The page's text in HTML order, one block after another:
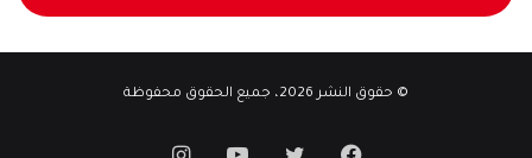
© حقوق النشر 2026، جميع الحقوق محفوظة
فيسبوكتويتر يوتيوبانستقرام